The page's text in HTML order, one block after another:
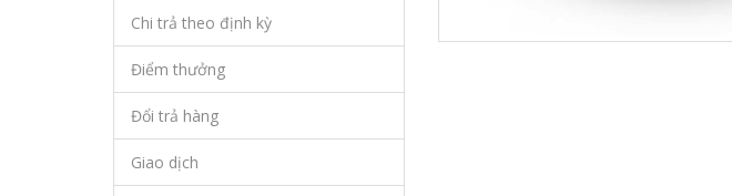
Chi trả theo định kỳ
Điểm thưởng
Đổi trả hàng
Giao dịch